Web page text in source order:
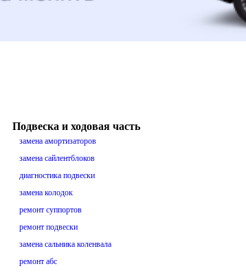
Подвеска и ходовая часть
замена амортизаторов
замена сайлентблоков
диагностика подвески
замена колодок
ремонт суппортов
ремонт подвески
замена сальника коленвала
ремонт абс